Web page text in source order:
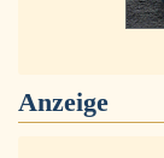
Anzeige